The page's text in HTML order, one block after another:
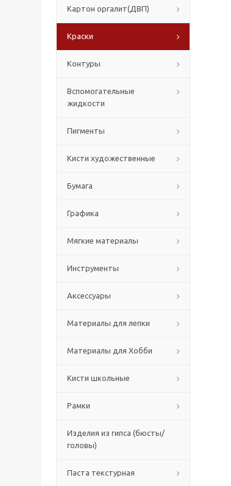
Картон оргалит(ДВП)
Краски
Контуры
Вспомогательные
жидкости
Пигменты
Кисти художественные
Бумага
Графика
Мягкие материалы
Инструменты
Аксессуары
Материалы для лепки
Материалы для Хобби
Кисти школьные
Рамки
Изделия из гипса (бюсты/
головы)
Паста текстурная